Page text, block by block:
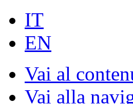
IT
EN
Vai al
Vai alla